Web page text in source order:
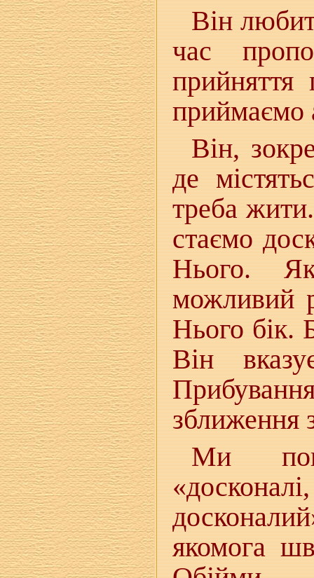
Він
час
приймаємо
Він,
де
треба
стаємо
Нього.
можливий
Нього бік.
Він
зближення
Ми
якомога